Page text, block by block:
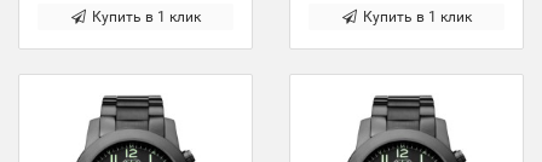
Купить в 1 клик Купить в 1 клик